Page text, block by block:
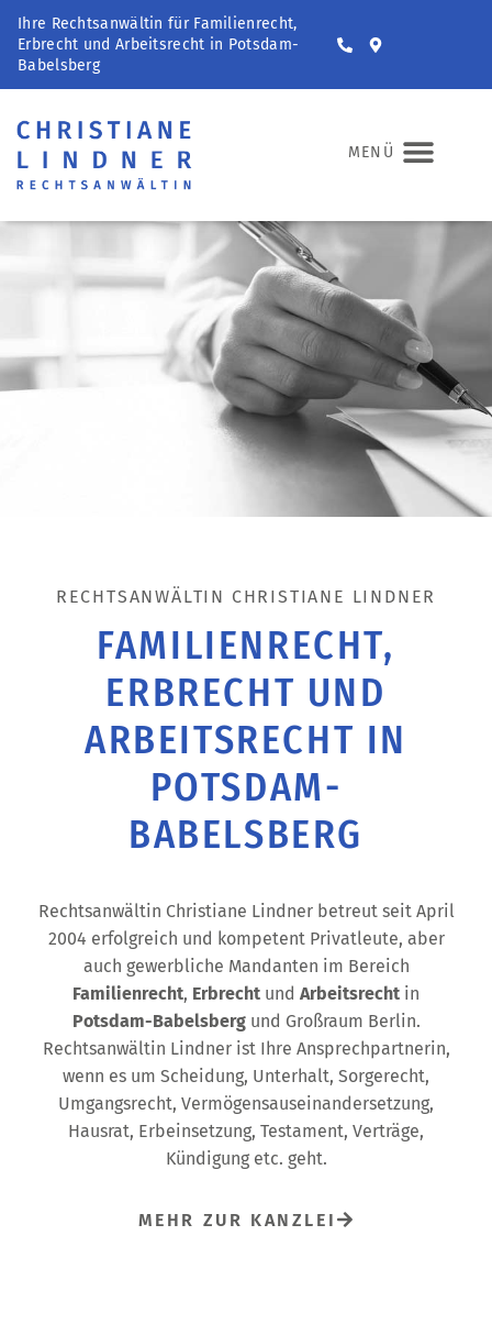
Ihre Rechtsanwältin für Familienrecht,
Erbrecht und Arbeitsrecht in Potsdam-
Babelsberg
RECHTSANWÄLTIN CHRISTIANE LINDNER
FAMILIENRECHT,
ERBRECHT UND
ARBEITSRECHT IN
POTSDAM-
BABELSBERG
Rechtsanwältin Christiane Lindner betreut seit April
2004 erfolgreich und kompetent Privatleute, aber
auch gewerbliche Mandanten im Bereich
Familienrecht, Erbrecht und Arbeitsrecht in
Potsdam-Babelsbergund Großraum Berlin.
Rechtsanwältin Lindner ist Ihre Ansprechpartnerin,
wenn es um Scheidung, Unterhalt, Sorgerecht,
Umgangsrecht, Vermögensauseinandersetzung,
Hausrat, Erbeinsetzung, Testament, Verträge,
Kündigung etc. geht.
MEHR ZUR KANZLEI